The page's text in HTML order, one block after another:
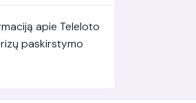
apie Teleloto
paskirstymo